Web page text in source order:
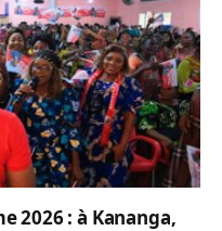
2026 : à Kananga,